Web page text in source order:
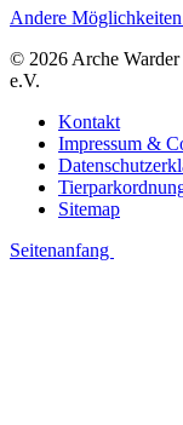
Andere
© 2026 Arche Warder
e.V.
Kontakt
Impressum &
Sitemap
Seitenanfang